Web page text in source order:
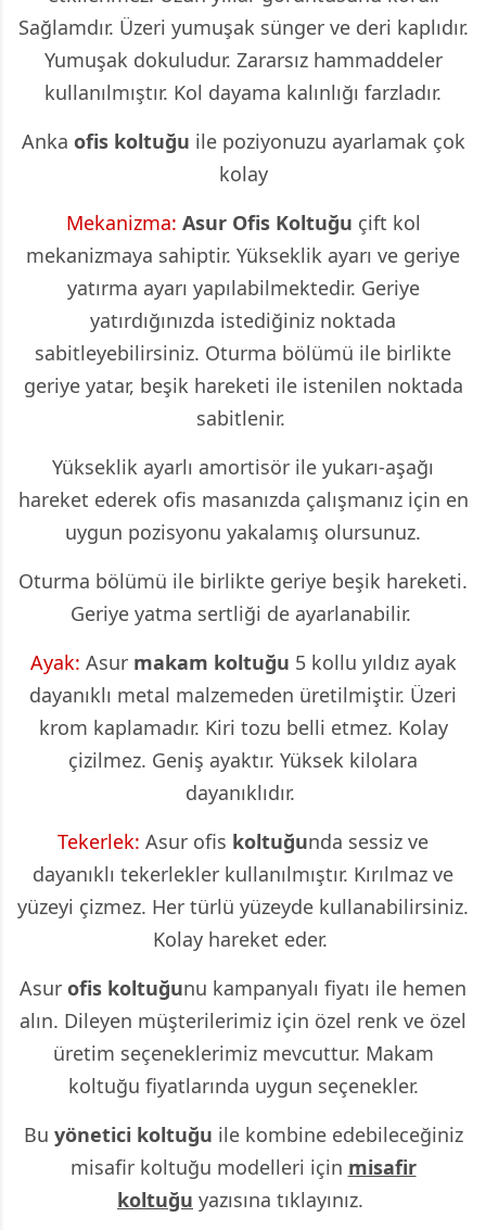
Sağlamdır. Üzeri yumuşak sünger ve deri kaplıdır.
Yumuşak dokuludur. Zararsız hammaddeler
kullanılmıştır. Kol dayama kalınlığı farzladır.
Anka ofis koltuğu ile poziyonuzu ayarlamak çok
kolay
Mekanizma: Asur Ofis Koltuğu çift kol
mekanizmaya sahiptir. Yükseklik ayarı ve geriye
yatırma ayarı yapılabilmektedir. Geriye
yatırdığınızda istediğiniz noktada
sabitleyebilirsiniz. Oturma bölümü ile birlikte
geriye yatar, beşik hareketi ile istenilen noktada
sabitlenir.
Yükseklik ayarlı amortisör ile yukarı-aşağı
hareket ederek ofis masanızda çalışmanız için en
uygun pozisyonu yakalamış olursunuz.
Oturma bölümü ile birlikte geriye beşik hareketi.
Geriye yatma sertliği de ayarlanabilir.
Ayak: Asur makam koltuğu 5 kollu yıldız ayak
dayanıklı metal malzemeden üretilmiştir. Üzeri
krom kaplamadır. Kiri tozu belli etmez. Kolay
çizilmez. Geniş ayaktır. Yüksek kilolara
dayanıklıdır.
Tekerlek: Asur ofis koltuğunda sessiz ve
dayanıklı tekerlekler kullanılmıştır. Kırılmaz ve
yüzeyi çizmez. Her türlü yüzeyde kullanabilirsiniz.
Kolay hareket eder.
Asur ofis koltuğunu kampanyalı fiyatı ile hemen
alın. Dileyen müşterilerimiz için özel renk ve özel
üretim seçeneklerimiz mevcuttur. Makam
koltuğu fiyatlarında uygun seçenekler.
Bu yönetici koltuğu ile kombine edebileceğiniz
misafir koltuğu modelleri için misafir
koltuğu yazısına tıklayınız.